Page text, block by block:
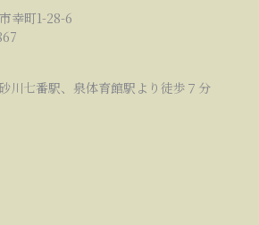
幸町1-28-6
川七番駅、泉体育館駅より徒歩７分